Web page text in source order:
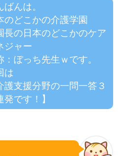
ばんは。
のどこかの介護学園
長の日本のどこかのケア
ジャー
：ぼっち先生ｗです。
は
護支援分野の一問一答３
発です！】